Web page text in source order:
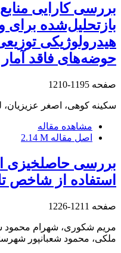
بررسی کارایی
بازتحلیل‌شده
هیدرولوژیکی
حوضه‌های فاقد آمار
صفحه 1195-1210
سکینه کوهی، اصغر عزیزیان،
مشاهده مقاله
اصل مقاله 2.14 M
بررسی حاصلخیزی
استفاده از شاخص
صفحه 1211-1226
مریم شکوری، شهرام محمود
ملکی، محمود شعبانپور